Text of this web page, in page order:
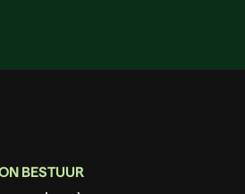
BESTUUR